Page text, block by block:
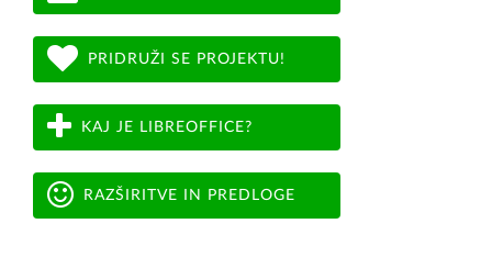
PRIDRUŽI SE PROJEKTU!
KAJ JE LIBREOFFICE?
RAZŠIRITVE IN PREDLOGE